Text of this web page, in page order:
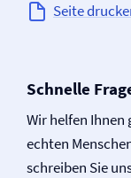
Seite
Schnelle
Wir helfen
echten
schreiben Sie